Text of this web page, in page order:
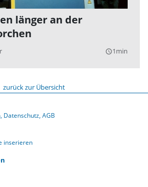
länger an der
query_builder1min
zurück zur Übersicht
Datenschutz AGB
inserieren